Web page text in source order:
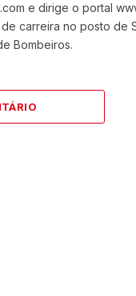
e dirige o portal
carreira no posto de
Bombeiros.